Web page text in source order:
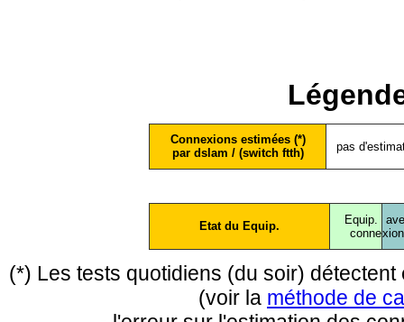
Connexions estimées (*)
par dslam / (switch ftth)
pas
Etat du Equip.
Equip.
conne
(*) Les tests quotidiens (du soir)
(voir la méthode de